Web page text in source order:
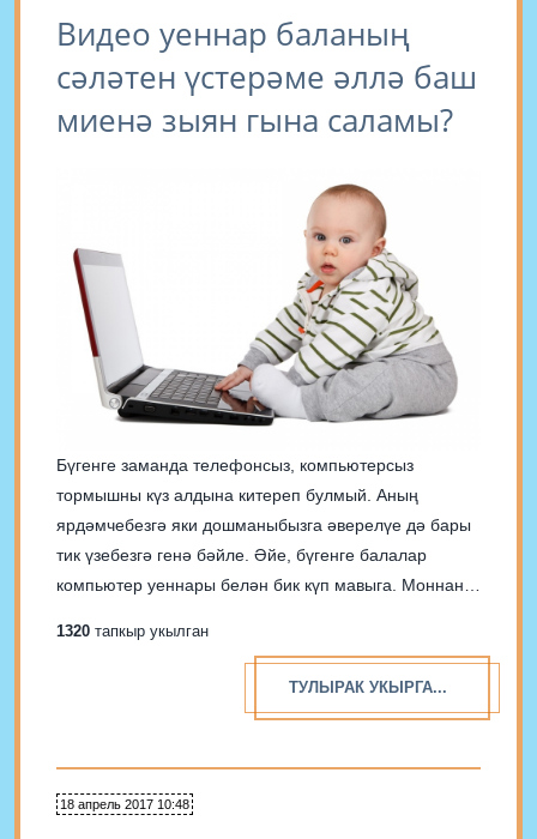
Видео уеннар баланың
сәләтен үстерәме әллә баш
миенә зыян гына саламы?
Бүгенге заманда телефонсыз, компьютерсыз
тормышны күз алдына китереп булмый. Аның
ярдәмчебезгә яки дошманыбызга әверелүе дә бары
тик үзебезгә генә бәйле. Әйе, бүгенге балалар
компьютер уеннары белән бик күп мавыга. Моннан
хәзерге балалар компьютер, телевизор, видео аша
1320 тапкыр укылган
ТУЛЫРАК УКЫРГА...
18 апрель 2017 10:48